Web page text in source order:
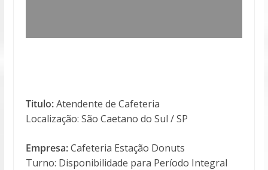
Titulo:Atendente de Cafeteria
Localização: São Caetano do Sul / SP
Empresa:Cafeteria Estação Donuts
Turno: Disponibilidade para Período Integral